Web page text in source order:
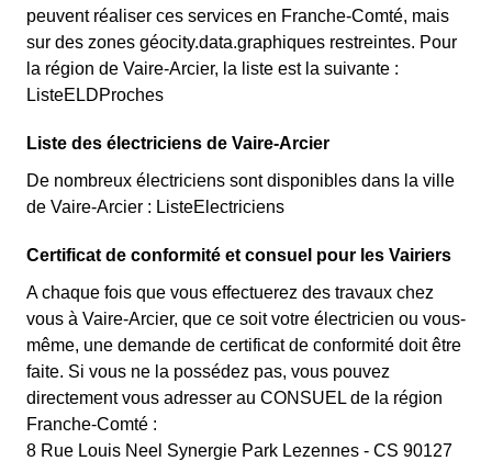
peuvent réaliser ces services en Franche-Comté, mais
sur des zones géocity.data.graphiques restreintes. Pour
la région de Vaire-Arcier, la liste est la suivante :
ListeELDProches
Liste des électriciens de Vaire-Arcier
De nombreux électriciens sont disponibles dans la ville
de Vaire-Arcier : ListeElectriciens
Certificat de conformité et consuel pour les Vairiers
A chaque fois que vous effectuerez des travaux chez
vous à Vaire-Arcier, que ce soit votre électricien ou vous-
même, une demande de certificat de conformité doit être
faite. Si vous ne la possédez pas, vous pouvez
directement vous adresser au CONSUEL de la région
Franche-Comté :
8 Rue Louis Neel Synergie Park Lezennes - CS 90127